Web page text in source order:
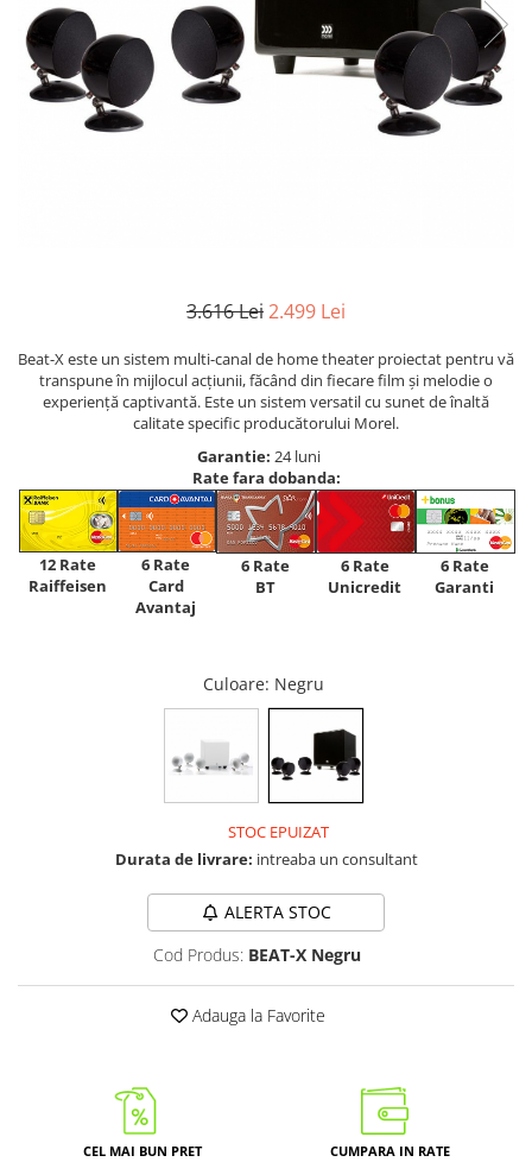
3.616 Lei2.499 Lei
Beat-X este un sistem multi-canal de home theater proiectat pentru vă
transpune în mijlocul acțiunii, făcând din fiecare film și melodie o
experiență captivantă. Este un sistem versatil cu sunet de înaltă
calitate specific producătorului Morel.
Garantie: 24 luni
Rate fara dobanda:
12 Rate
Raiffeisen
6 Rate
Card
Avantaj
6 Rate
BT
6 Rate
Unicredit
6 Rate
Garanti
Culoare: Negru
STOC EPUIZAT
Durata de livrare: intreaba un consultant
ALERTA STOC
Cod Produs: BEAT-X Negru
Adauga la Favorite
CEL MAI BUN PRET CUMPARA IN RATE